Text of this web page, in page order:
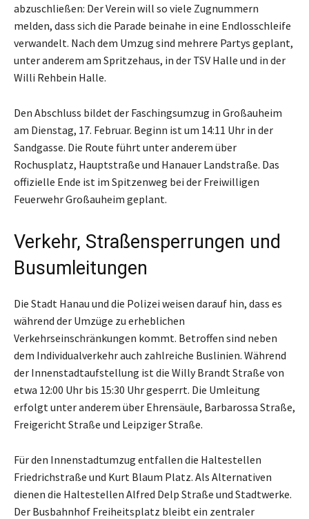
abzuschließen: Der Verein will so viele Zugnummern
melden, dass sich die Parade beinahe in eine Endlosschleife
verwandelt. Nach dem Umzug sind mehrere Partys geplant,
unter anderem am Spritzehaus, in der TSV Halle und in der
Willi Rehbein Halle.
Den Abschluss bildet der Faschingsumzug in Großauheim
am Dienstag, 17. Februar. Beginn ist um 14:11 Uhr in der
Sandgasse. Die Route führt unter anderem über
Rochusplatz, Hauptstraße und Hanauer Landstraße. Das
offizielle Ende ist im Spitzenweg bei der Freiwilligen
Feuerwehr Großauheim geplant.
Verkehr, Straßensperrungen und
Busumleitungen
Die Stadt Hanau und die Polizei weisen darauf hin, dass es
während der Umzüge zu erheblichen
Verkehrseinschränkungen kommt. Betroffen sind neben
dem Individualverkehr auch zahlreiche Buslinien. Während
der Innenstadtaufstellung ist die Willy Brandt Straße von
etwa 12:00 Uhr bis 15:30 Uhr gesperrt. Die Umleitung
erfolgt unter anderem über Ehrensäule, Barbarossa Straße,
Freigericht Straße und Leipziger Straße.
Für den Innenstadtumzug entfallen die Haltestellen
Friedrichstraße und Kurt Blaum Platz. Als Alternativen
dienen die Haltestellen Alfred Delp Straße und Stadtwerke.
Der Busbahnhof Freiheitsplatz bleibt ein zentraler